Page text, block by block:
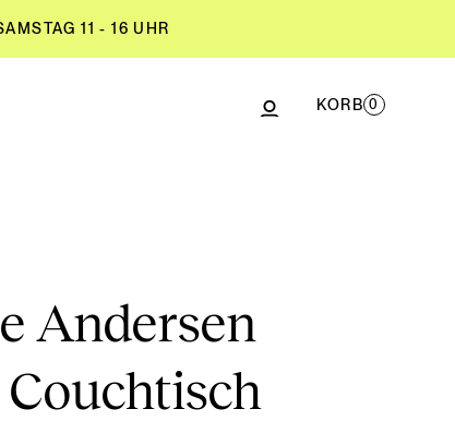
11 - 16 UHR
KORB 0
Andersen